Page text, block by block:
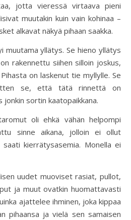
jotta vieressä virtaava pieni
muutakin kuin vain kohinaa –
alkavat näkyä pihaan saakka.
muutama yllätys. Se hieno yllätys
rakennettu siihen silloin joskus,
on laskenut tie myllylle. Se
se, että tätä rinnettä on
sortin kaatopaikkana.
oli ehkä vähän helpompi
sinne aikana, jolloin ei ollut
saati kierrätysasemia. Monella ei
uudet muoviset rasiat, pullot,
ja muut ovatkin huomattavasti
ajattelee ihminen, joka kippaa
pihaansa ja vielä sen samaisen